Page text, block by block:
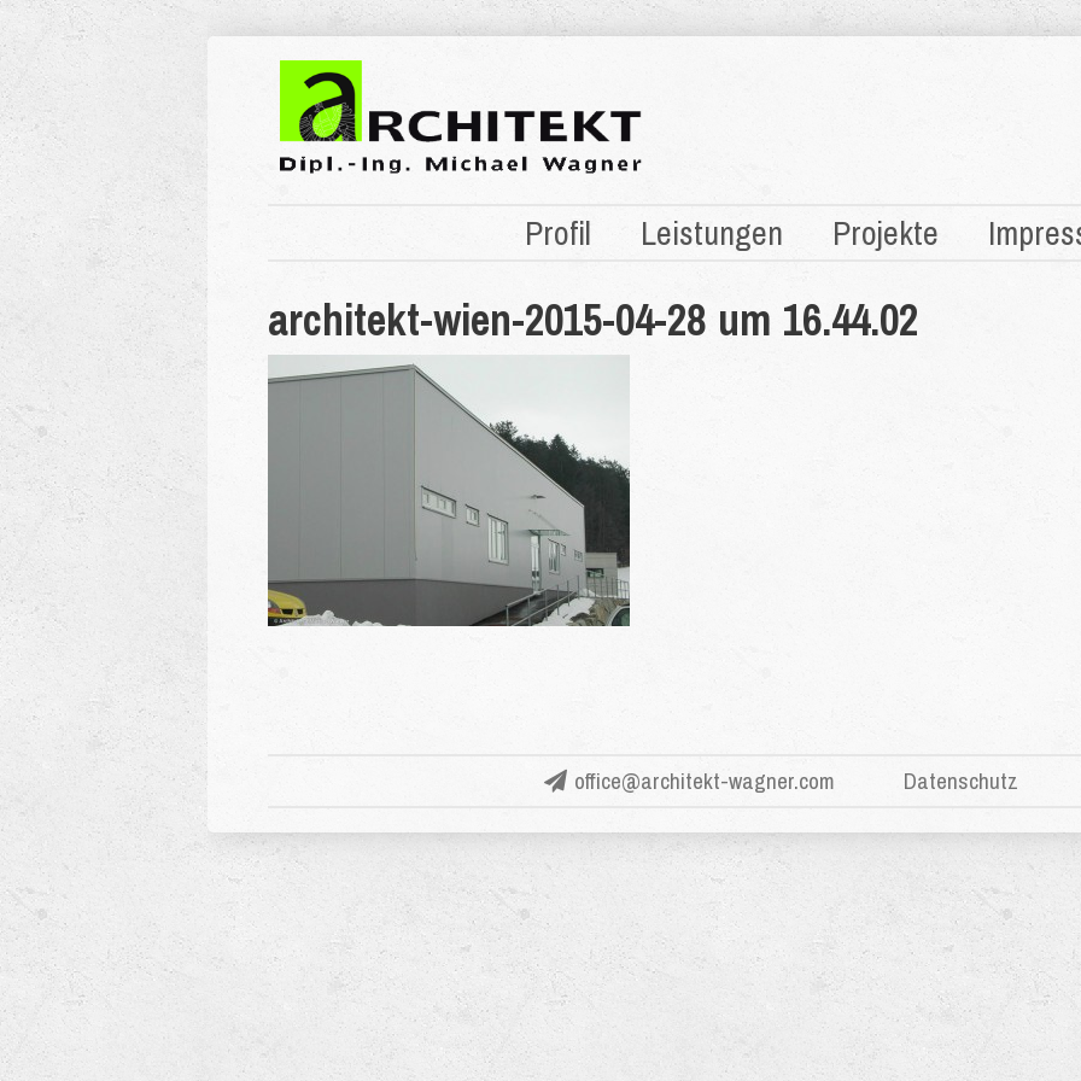
Profil Leistungen Projekte
architekt-wien-2015-04-28 um 16.44.02
office@architekt-wagner.com Datenschutz